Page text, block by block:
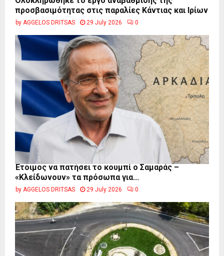
προσβασιμότητας στις παραλίες Κάντιας και Ιρίων
by AGGELOS DRITSAS 29 July 2026 0
Έτοιμος να πατήσει το κουμπί ο Σαμαράς –
«Κλείδωνουν» τα πρόσωπα για...
by AGGELOS DRITSAS 29 July 2026 0